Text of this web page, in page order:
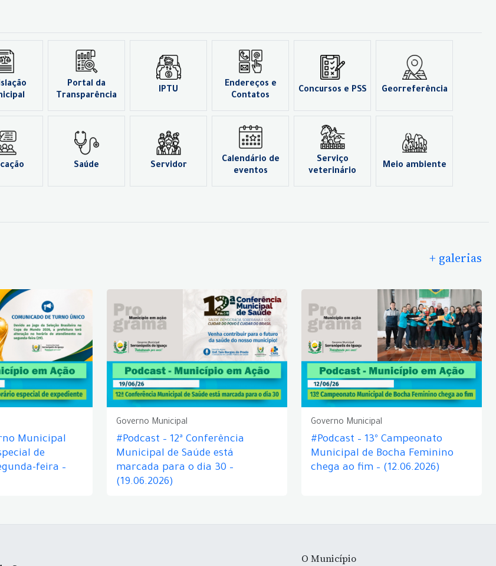
Portal da
Transparência
IPTU
Endereços e
Contatos
Concursos e PSS Georreferência
Saúde Servidor
Calendário de
eventos
Serviço
veterinário
Meio ambiente
+ galerias
Municipal
de
feira –
Governo Municipal
#Podcast – 12ª Conferência
Municipal de Saúde está
marcada para o dia 30 –
(19.06.2026)
Governo Municipal
#Podcast – 13º Campeonato
Municipal de Bocha Feminino
chega ao fim – (12.06.2026)
O Município